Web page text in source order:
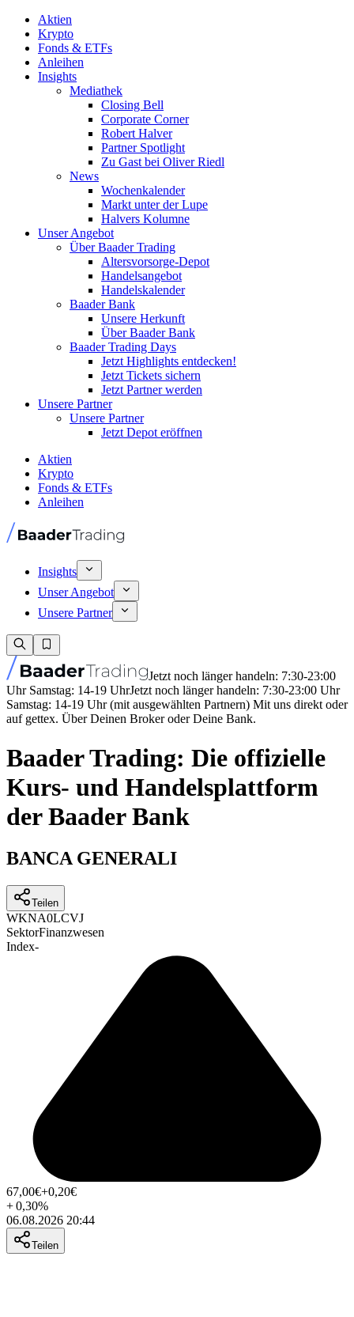
Aktien
Krypto
Fonds & ETFs
Anleihen
Insights
Mediathek
Closing Bell
Corporate Corner
Robert Halver
Partner Spotlight
Zu Gast bei Oliver Riedl
News
Wochenkalender
Markt unter der Lupe
Halvers Kolumne
Unser Angebot
Über Baader Trading
Altersvorsorge-Depot
Handelsangebot
Handelskalender
Baader Bank
Unsere Herkunft
Über Baader Bank
Baader Trading Days
Jetzt Highlights entdecken!
Jetzt Tickets sichern
Jetzt Partner werden
Unsere Partner
Unsere Partner
Jetzt Depot eröffnen
Aktien
Krypto
Fonds & ETFs
Anleihen
Insights
Unser Angebot
Unsere Partner
Jetzt noch länger handeln: 7:30-23:00
Uhr Samstag: 14-19 UhrJetzt noch länger handeln: 7:30-23:00 Uhr
Samstag: 14-19 Uhr (mit ausgewählten Partnern) Mit uns direkt oder
auf gettex. Über Deinen Broker oder Deine Bank.
Baader Trading: Die offizielle
Kurs- und Handelsplattform
der Baader Bank
BANCA GENERALI
Teilen
WKNA0LCVJ
SektorFinanzwesen
Index-
67,00€+0,20€
+0,30%
06.08.2026 20:44
Teilen